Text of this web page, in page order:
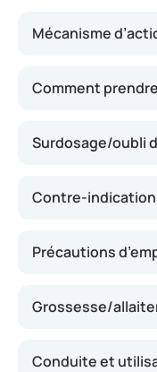
Mécanisme
Comment
Surdosage/oubli
Contre-
Précautions
Grossesse/
Conduite et